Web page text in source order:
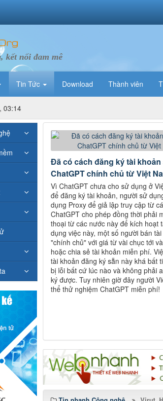
kết nối đam mê
Tin Tức Download Thành viên
03:14
Đã có cách đăng ký tài
ChatGPT chính chủ từ Việt
Vì ChatGPT chưa cho sử dụng ở
để đăng ký tài khoản, người sử
dụng Proxy để giả lập truy cập từ
ChatGPT cho phép đồng thời phải
thoại từ các nước này để kích hoạt
dụng việc này, một số người bán
"chính chủ" với giá từ vài chục tới
hoặc chia sẻ tài khoản miễn phí.
tài khoản đăng ký sẵn này khá bất
bị lỗi bất cứ lúc nào và không phải
ký được. Tuy nhiên giờ đây người
thể thử nghiệm ChatGPT miễn phí!